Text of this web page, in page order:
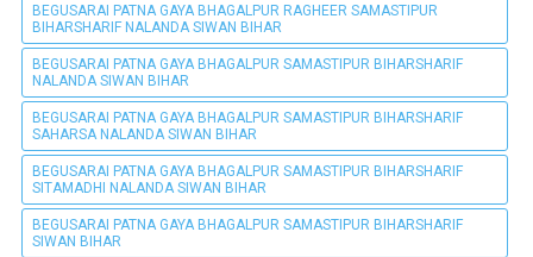
BEGUSARAI PATNA GAYA BHAGALPUR RAGHEER SAMASTIPUR
BIHARSHARIF NALANDA SIWAN BIHAR
BEGUSARAI PATNA GAYA BHAGALPUR SAMASTIPUR BIHARSHARIF
NALANDA SIWAN BIHAR
BEGUSARAI PATNA GAYA BHAGALPUR SAMASTIPUR BIHARSHARIF
SAHARSA NALANDA SIWAN BIHAR
BEGUSARAI PATNA GAYA BHAGALPUR SAMASTIPUR BIHARSHARIF
SITAMADHI NALANDA SIWAN BIHAR
BEGUSARAI PATNA GAYA BHAGALPUR SAMASTIPUR BIHARSHARIF
SIWAN BIHAR